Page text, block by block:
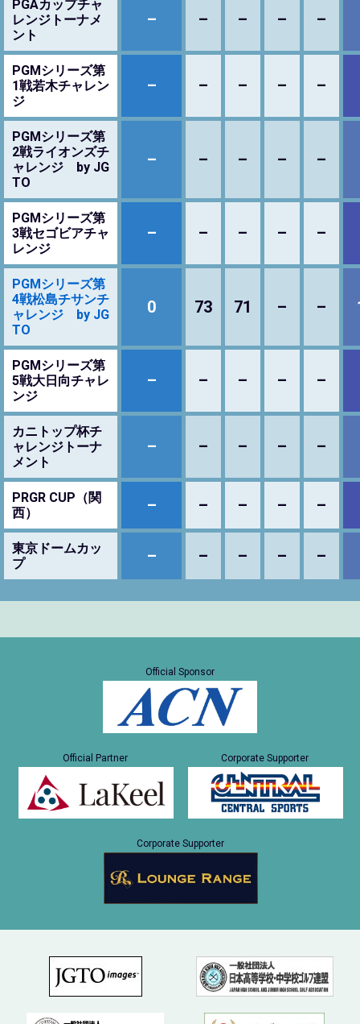
PGAカップチャ
レンジトーナメ
ント
– – – – –
PGMシリーズ第
1戦若木チャレン
ジ
– – – – –
PGMシリーズ第
2戦ライオンズチ
ャレンジ by JG
TO
– – – – –
PGMシリーズ第
3戦セゴビアチャ
レンジ
– – – – –
PGMシリーズ第
4戦松島チサンチ
ャレンジ by JG
TO
0 73 71 – –
PGMシリーズ第
5戦大日向チャレ
ンジ
– – – – –
カニトップ杯チ
ャレンジトーナ
メント
– – – – –
PRGR CUP（関
西）
– – – – –
東京ドームカッ
プ
– – – – –
Official Sponsor
Official Partner Corporate Supporter
Corporate Supporter